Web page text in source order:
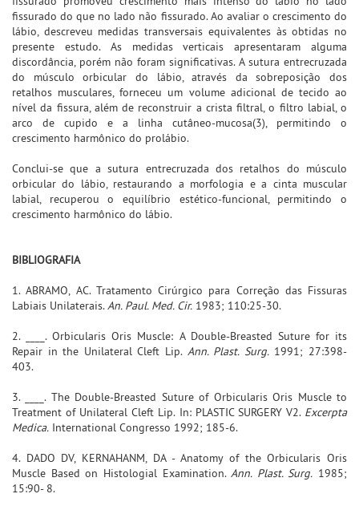
fissurado do que no lado não fissurado. Ao avaliar o crescimento do
lábio, descreveu medidas transversais equivalentes às obtidas no
presente estudo. As medidas verticais apresentaram alguma
discordância, porém não foram significativas. A sutura entrecruzada
do músculo orbicular do lábio, através da sobreposição dos
retalhos musculares, forneceu um volume adicional de tecido ao
nível da fissura, além de reconstruir a crista filtral, o filtro labial, o
arco de cupido e a linha cutâneo-mucosa(3), permitindo o
crescimento harmônico do prolábio.
Conclui-se que a sutura entrecruzada dos retalhos do músculo
orbicular do lábio, restaurando a morfologia e a cinta muscular
labial, recuperou o equilíbrio estético-funcional, permitindo o
crescimento harmônico do lábio.
BIBLIOGRAFIA
1. ABRAMO, AC. Tratamento Cirúrgico para Correção das Fissuras
Labiais Unilaterais.An. Paul. Med. Cir. 1983; 110:25-30.
2. ____. Orbicularis Oris Muscle: A Double-Breasted Suture for its
Repair in the Unilateral Cleft Lip. Ann. Plast. Surg.1991; 27:398-
403.
3. ____. The Double-Breasted Suture of Orbicularis Oris Muscle to
Treatment of Unilateral Cleft Lip. In: PLASTIC SURGERY V2. Excerpta
Medica. International Congresso 1992; 185-6.
4. DADO DV, KERNAHANM, DA - Anatomy of the Orbicularis Oris
Muscle Based on Histologial Examination.Ann. Plast. Surg. 1985;
15:90- 8.